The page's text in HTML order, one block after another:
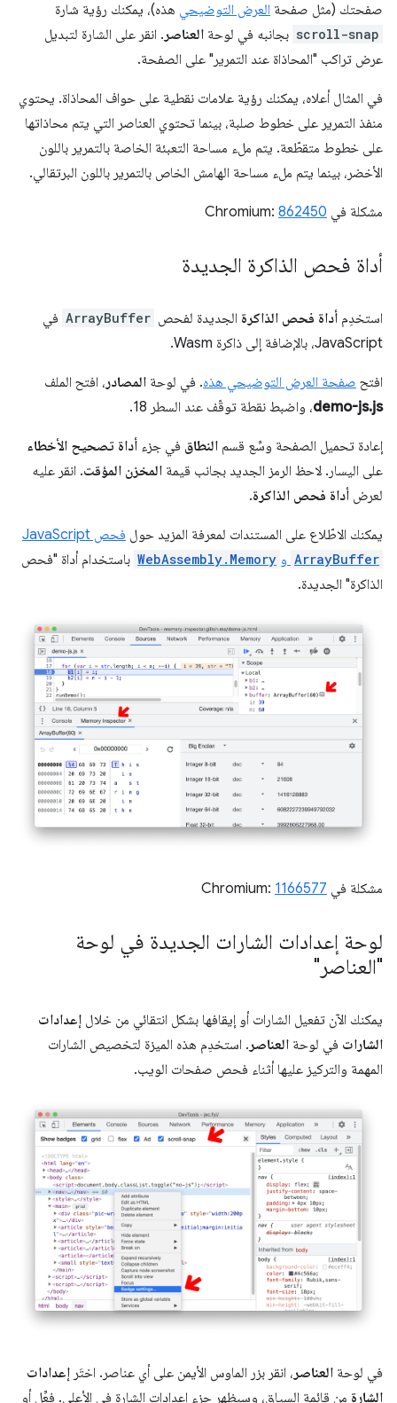
صفحتك (مثل صفحة العرض التوضيحي هذه)، يمكنك رؤية شارة
scroll-snap بجانبه في لوحة العناصر . انقر على الشارة لتبديل
عرض تراكب "المحاذاة عند التمرير" على الصفحة.
في المثال أعلاه، يمكنك رؤية علامات نقطية على حواف المحاذاة. يحتوي
منفذ التمرير على خطوط صلبة، بينما تحتوي العناصر التي يتم محاذاتها
على خطوط متقطّعة. يتم ملء مساحة التعبئة الخاصة بالتمرير باللون
الأخضر، بينما يتم ملء مساحة الهامش الخاص بالتمرير باللون البرتقالي.
مشكلة في Chromium: 862450
أداة فحص الذاكرة الجديدة
استخدِم أداة فحص الذاكرة الجديدة لفحص ArrayBuffer في
JavaScript، بالإضافة إلى ذاكرة Wasm.
افتح صفحة العرض التوضيحي هذه. في لوحة المصادر ، افتح الملف
demo-js.js، واضبط نقطة توقّف عند السطر 18.
إعادة تحميل الصفحة وسِّع قسم النطاق في جزء أداة تصحيح الأخطاء
على اليسار. لاحظ الرمز الجديد بجانب قيمة المخزن المؤقت. انقر عليه
لعرض أداة فحص الذاكرة.
يمكنك الاطّلاع على المستندات لمعرفة المزيد حول فحص JavaScript
ArrayBuffer و WebAssembly.Memory باستخدام أداة "فحص
الذاكرة" الجديدة.
مشكلة في Chromium: 1166577
لوحة إعدادات الشارات الجديدة في لوحة
"العناصر"
يمكنك الآن تفعيل الشارات أو إيقافها بشكل انتقائي من خلال إعدادات
الشارات في لوحة العناصر . استخدِم هذه الميزة لتخصيص الشارات
المهمة والتركيز عليها أثناء فحص صفحات الويب.
في لوحة العناصر ، انقر بزر الماوس الأيمن على أي عناصر. اختَر إعدادات
الشارة من قائمة السياق، وسيظهر جزء إعدادات الشارة في الأعلى. فعِّل أو